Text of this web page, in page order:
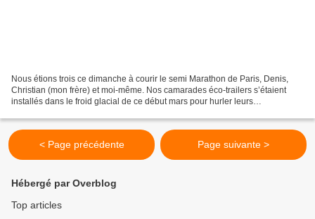
Nous étions trois ce dimanche à courir le semi Marathon de Paris, Denis,
Christian (mon frère) et moi-même. Nos camarades éco-trailers s’étaient
installés dans le froid glacial de ce début mars pour hurler leurs
< Page précédente Page suivante >
Hébergé par Overblog
Top articles